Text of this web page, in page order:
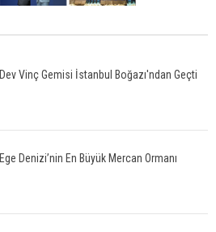
Dev Vinç Gemisi İstanbul Boğazı'ndan Geçti
Ege Denizi’nin En Büyük Mercan Ormanı